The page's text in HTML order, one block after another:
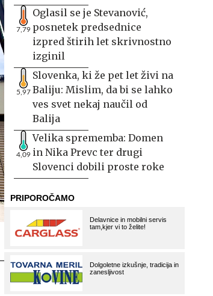
7,79
Oglasil se je Stevanović,
posnetek predsednice
izpred štirih let skrivnostno
izginil
5,97
Slovenka, ki že pet let živi na
Baliju: Mislim, da bi se lahko
ves svet nekaj naučil od
Balija
4,09
Velika sprememba: Domen
in Nika Prevc ter drugi
Slovenci dobili proste roke